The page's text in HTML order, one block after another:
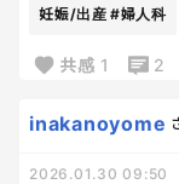
なんかこうい
相談しに行くこ
何よりなのにね
妊娠/出産 #婦人科
共感 1 2
inakanoyome
2026.01.30 09:50